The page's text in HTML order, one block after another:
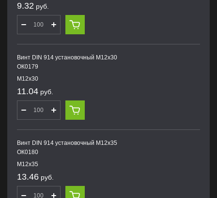
9.32 руб.
Винт DIN 914 установочный М12х30
ОК0179
М12х30
11.04 руб.
Винт DIN 914 установочный М12х35
ОК0180
М12х35
13.46 руб.